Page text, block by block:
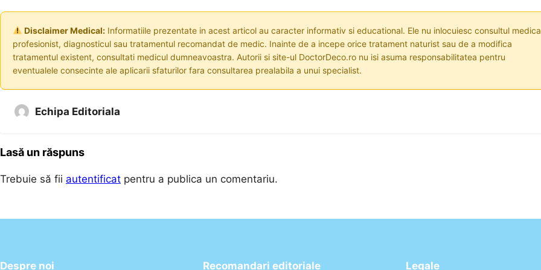
Disclaimer Medical:Informatiile prezentate in acest articol au caracter informativ si educational. Ele nu inlocuiesc consultul
profesionist, diagnosticul sau tratamentul recomandat de medic. Inainte de a incepe orice tratament naturist sau de a modifica
tratamentul existent, consultati medicul dumneavoastra. Autorii si site-ul DoctorDeco.ro nu isi asuma responsabilitatea pentru
eventualele consecinte ale aplicarii sfaturilor fara consultarea prealabila a unui specialist.
Echipa Editoriala
Lasă un răspuns
Trebuie să fii autentificat pentru a publica un comentariu.
Despre noi Recomandari editoriale Legale